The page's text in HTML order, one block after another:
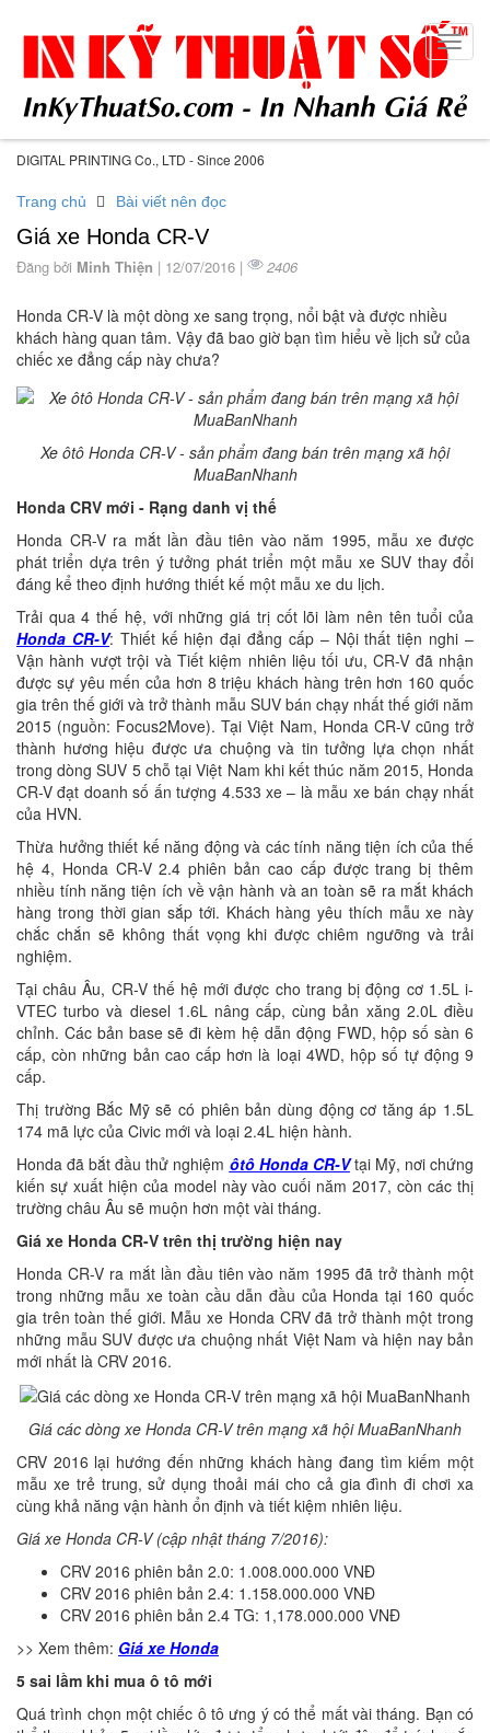
DIGITAL PRINTING Co., LTD - Since 2006
Trang chủ Bài viết nên đọc
Giá xe Honda CR-V
Đăng bởi Minh Thiện | 12/07/2016 | 2406
Honda CR-V là một dòng xe sang trọng, nổi bật và được nhiều
khách hàng quan tâm. Vậy đã bao giờ bạn tìm hiểu về lịch sử của
chiếc xe đẳng cấp này chưa?
Xe ôtô Honda CR-V - sản phẩm đang bán trên mạng xã hội
MuaBanNhanh
Honda CRV mới - Rạng danh vị thế
Honda CR-V ra mắt lần đầu tiên vào năm 1995, mẫu xe được
phát triển dựa trên ý tưởng phát triển một mẫu xe SUV thay đổi
đáng kể theo định hướng thiết kế một mẫu xe du lịch.
Trải qua 4 thế hệ, với những giá trị cốt lõi làm nên tên tuổi của
Honda CR-V: Thiết kế hiện đại đẳng cấp – Nội thất tiện nghi –
Vận hành vượt trội và Tiết kiệm nhiên liệu tối ưu, CR-V đã nhận
được sự yêu mến của hơn 8 triệu khách hàng trên hơn 160 quốc
gia trên thế giới và trở thành mẫu SUV bán chạy nhất thế giới năm
2015 (nguồn: Focus2Move). Tại Việt Nam, Honda CR-V cũng trở
thành hương hiệu được ưa chuộng và tin tưởng lựa chọn nhất
trong dòng SUV 5 chỗ tại Việt Nam khi kết thúc năm 2015, Honda
CR-V đạt doanh số ấn tượng 4.533 xe – là mẫu xe bán chạy nhất
của HVN.
Thừa hưởng thiết kế năng động và các tính năng tiện ích của thế
hệ 4, Honda CR-V 2.4 phiên bản cao cấp được trang bị thêm
nhiều tính năng tiện ích về vận hành và an toàn sẽ ra mắt khách
hàng trong thời gian sắp tới. Khách hàng yêu thích mẫu xe này
chắc chắn sẽ không thất vọng khi được chiêm ngưỡng và trải
nghiệm.
Tại châu Âu, CR-V thế hệ mới được cho trang bị động cơ 1.5L i-
VTEC turbo và diesel 1.6L nâng cấp, cùng bản xăng 2.0L điều
chỉnh. Các bản base sẽ đi kèm hệ dẫn động FWD, hộp số sàn 6
cấp, còn những bản cao cấp hơn là loại 4WD, hộp số tự động 9
cấp.
Thị trường Bắc Mỹ sẽ có phiên bản dùng động cơ tăng áp 1.5L
174 mã lực của Civic mới và loại 2.4L hiện hành.
Honda đã bắt đầu thử nghiệm ôtô Honda CR-Vtại Mỹ, nơi chứng
kiến sự xuất hiện của model này vào cuối năm 2017, còn các thị
trường châu Âu sẽ muộn hơn một vài tháng.
Giá xe Honda CR-V trên thị trường hiện nay
Honda CR-V ra mắt lần đầu tiên vào năm 1995 đã trở thành một
trong những mẫu xe toàn cầu dẫn đầu của Honda tại 160 quốc
gia trên toàn thế giới. Mẫu xe Honda CRV đã trở thành một trong
những mẫu SUV được ưa chuộng nhất Việt Nam và hiện nay bản
mới nhất là CRV 2016.
Giá các dòng xe Honda CR-V trên mạng xã hội MuaBanNhanh
CRV 2016 lại hướng đến những khách hàng đang tìm kiếm một
mẫu xe trẻ trung, sử dụng thoải mái cho cả gia đình đi chơi xa
cùng khả năng vận hành ổn định và tiết kiệm nhiên liệu.
Giá xe Honda CR-V (cập nhật tháng 7/2016):
CRV 2016 phiên bản 2.0: 1.008.000.000 VNĐ
CRV 2016 phiên bản 2.4: 1.158.000.000 VNĐ
CRV 2016 phiên bản 2.4 TG: 1,178.000.000 VNĐ
>> Xem thêm: Giá xe Honda
5 sai lầm khi mua ô tô mới
Quá trình chọn một chiếc ô tô ưng ý có thể mất vài tháng. Bạn có